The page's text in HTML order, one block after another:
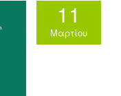
11
Μαρτίου